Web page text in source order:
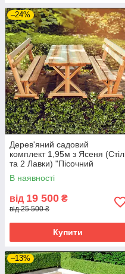
–24%
Дерев'яний садовий
комплект 1,95м з Ясеня (Стіл
та 2 Лавки) "Пісочний
годинник". Колір: Льняна олія
В наявності
від 19 500 ₴
від 25 500 ₴
Купити
–13%